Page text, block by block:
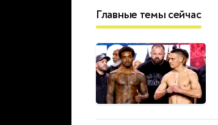
Главные темы сейчас